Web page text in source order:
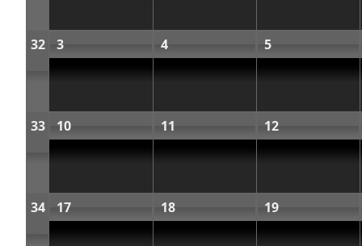
32 3 4 5
33 10 11 12
34 17 18 19